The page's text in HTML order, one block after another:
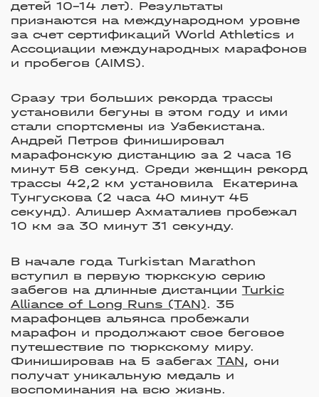
детей 10–14 лет). Результаты
признаются на международном уровне
за счет сертификаций World Athletics и
Ассоциации международных марафонов
и пробегов (AIMS).
Сразу три больших рекорда трассы
установили бегуны в этом году и ими
стали спортсмены из Узбекистана.
Андрей Петров финишировал
марафонскую дистанцию за 2 часа 16
минут 58 секунд. Среди женщин рекорд
трассы 42,2 км установила Екатерина
Тунгускова (2 часа 40 минут 45
секунд). Алишер Ахматалиев пробежал
10 км за 30 минут 31 секунду.
В начале года Turkistan Marathon
вступил в первую тюркскую серию
забегов на длинные дистанции Turkic
Alliance of Long Runs (TAN). 35
марафонцев альянса пробежали
марафон и продолжают свое беговое
путешествие по тюркскому миру.
Финишировав на 5 забегах TAN, они
получат уникальную медаль и
воспоминания на всю жизнь.